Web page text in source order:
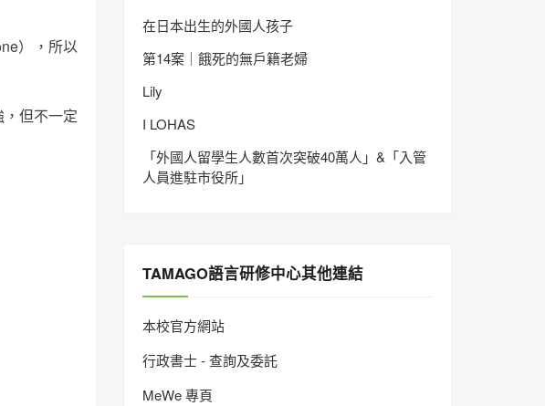
），所以
但不一定
在日本出生的外國人孩子
第14案｜餓死的無戶籍老婦
Lily
I LOHAS
「外國人留學生人數首次突破40萬人」&「入管
人員進駐市役所」
TAMAGO語言研修中心其他連結
本校官方網站
行政書士 - 查詢及委託
MeWe 專頁